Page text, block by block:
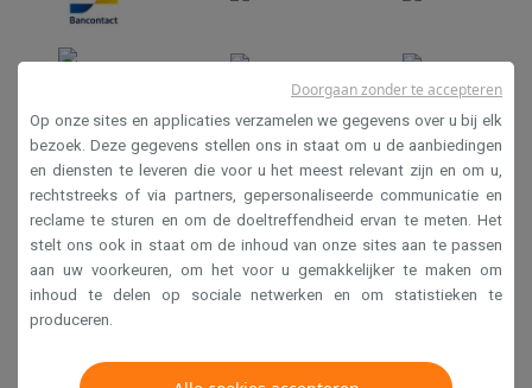
Verkoopsvoorwaarden
Privacy
Disclaimer
Cookies
Krëfel NV - Steenstraat 44 - Industriezone 4 "T Sas",
Op onze sites en applicaties verzamelen we gegevens over u bij elk
bezoek. Deze gegevens stellen ons in staat om u de aanbiedingen
en diensten te leveren die voor u het meest relevant zijn en om u,
rechtstreeks of via partners, gepersonaliseerde communicatie en
reclame te sturen en om de doeltreffendheid ervan te meten. Het
stelt ons ook in staat om de inhoud van onze sites aan te passen
aan uw voorkeuren, om het voor u gemakkelijker te maken om
inhoud te delen op sociale netwerken en om statistieken te
produceren.
Doorgaan zonder te accepteren